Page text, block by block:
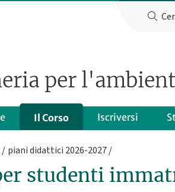
per
Il Corso Iscriversi
piani didattici 2026-2027
studenti